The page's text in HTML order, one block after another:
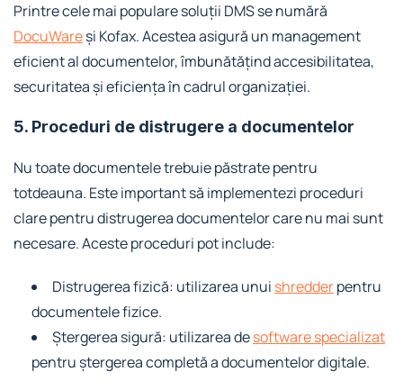
Printre cele mai populare soluții DMS se numără
DocuWareși Kofax. Acestea asigură un management
eficient al documentelor, îmbunătățind accesibilitatea,
securitatea și eficiența în cadrul organizației.
5. Proceduri de distrugere a documentelor
Nu toate documentele trebuie păstrate pentru
totdeauna. Este important să implementezi proceduri
clare pentru distrugerea documentelor care nu mai sunt
necesare. Aceste proceduri pot include:
Distrugerea fizică: utilizarea unui shredderpentru
documentele fizice.
Ștergerea sigură: utilizarea desoftware specializat
pentru ștergerea completă a documentelor digitale.